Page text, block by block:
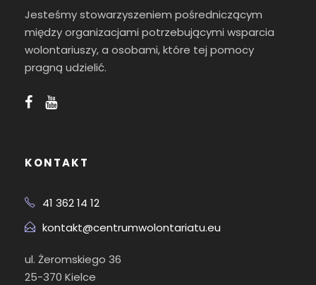
Jesteśmy stowarzyszeniem pośredniczącym
między organizacjami potrzebującymi wsparcia
wolontariuszy, a osobami, które tej pomocy
pragną udzielić.
KONTAKT
41 362 14 12
kontakt@centrumwolontariatu.eu
ul. Żeromskiego 36
25-370 Kielce